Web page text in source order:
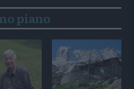
piano